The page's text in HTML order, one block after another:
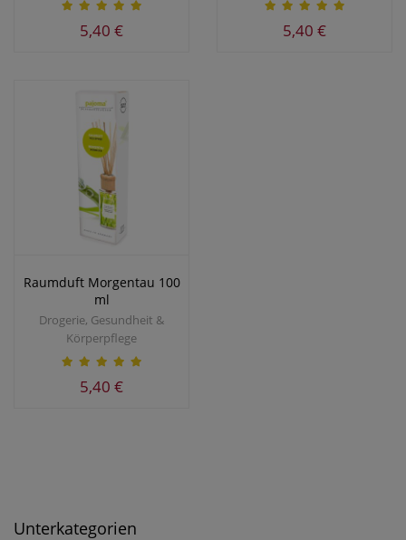
5,40 € 5,40 €
Raumduft Morgentau 100
ml
Drogerie, Gesundheit &
Körperpflege
5,40 €
Unterkategorien